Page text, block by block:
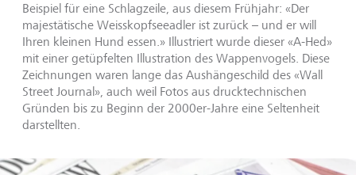
Beispiel für eine Schlagzeile, aus diesem Frühjahr: «Der
majestätische Weisskopfseeadler ist zurück – und er will
Ihren kleinen Hund essen.» Illustriert wurde dieser «A-Hed»
mit einer getüpfelten Illustration des Wappenvogels. Diese
Zeichnungen waren lange das Aushängeschild des «Wall
Street Journal», auch weil Fotos aus drucktechnischen
Gründen bis zu Beginn der 2000er-Jahre eine Seltenheit
darstellten.